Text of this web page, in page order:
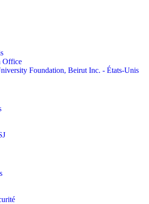
Office
Foundation, Beirut Inc. - États-Unis